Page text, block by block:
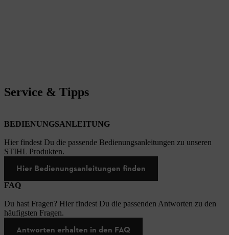
Service & Tipps
BEDIENUNGSANLEITUNG
Hier findest Du die passende Bedienungsanleitungen zu unseren
STIHL Produkten.
Hier Bedienungsanleitungen finden
FAQ
Du hast Fragen? Hier findest Du die passenden Antworten zu den
häufigsten Fragen.
Antworten erhalten in den FAQ